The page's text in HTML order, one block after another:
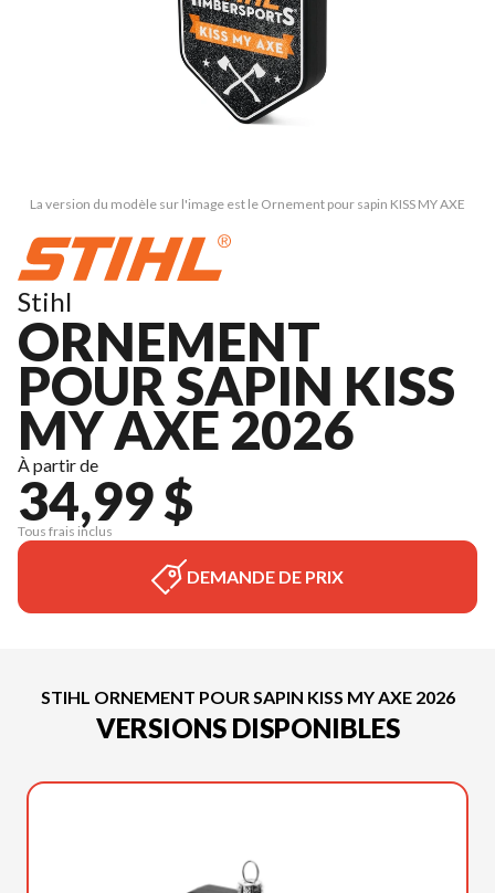
La version du modèle sur l'image est le Ornement pour sapin KISS MY AXE
Stihl
ORNEMENT
POUR SAPIN KISS
MY AXE 2026
À partir de
34,99 $
Tous frais inclus
DEMANDE DE PRIX
STIHL ORNEMENT POUR SAPIN KISS MY AXE 2026
VERSIONS DISPONIBLES